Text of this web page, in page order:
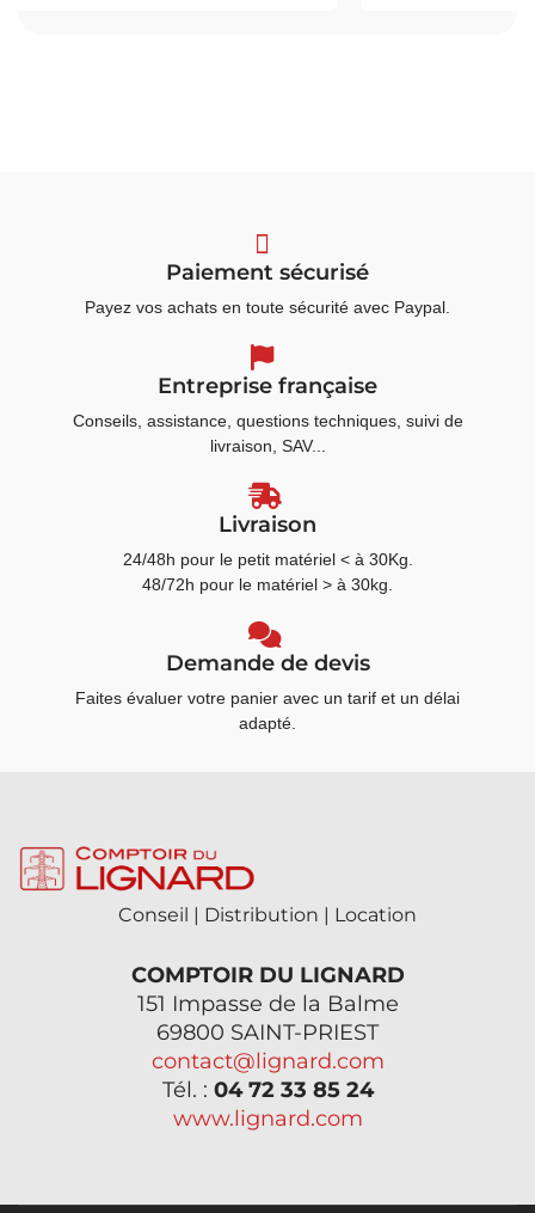
Paiement sécurisé
Payez vos achats en toute sécurité avec Paypal.
Entreprise française
Conseils, assistance, questions techniques, suivi de
livraison, SAV...
Livraison
24/48h pour le petit matériel < à 30Kg.
48/72h pour le matériel > à 30kg.
Demande de devis
Faites évaluer votre panier avec un tarif et un délai
adapté.
Conseil | Distribution | Location
COMPTOIR DU LIGNARD
151 Impasse de la Balme
69800 SAINT-PRIEST
contact@lignard.com
Tél. : 04 72 33 85 24
www.lignard.com